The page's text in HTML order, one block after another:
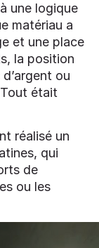
une logique
matériau a
et une place
la position
ou
Tout était
réalisé un
qui
de
ou les